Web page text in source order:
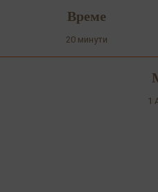
Време
20 минути
1